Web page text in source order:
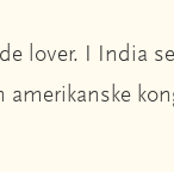
lover. I India